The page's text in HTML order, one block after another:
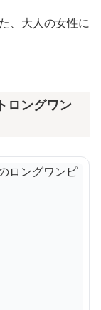
、大人の女性に
ロングワン